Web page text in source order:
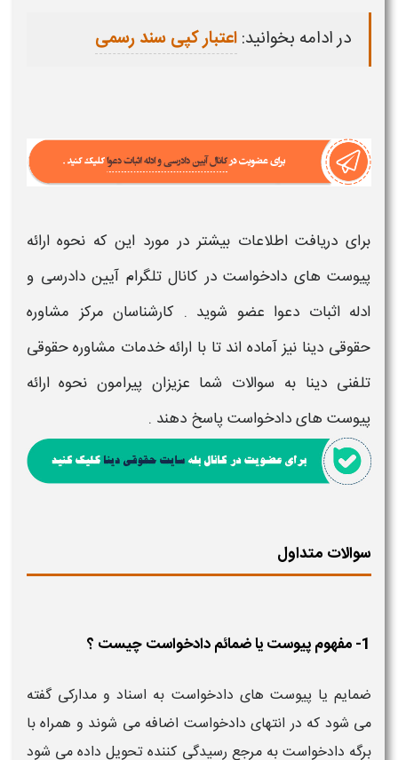
در ادامه بخوانید:اعتبار کپی سند رسمی
برای دریافت اطلاعات بیشتر در مورد این که نحوه ارائه
پیوست های دادخواست در کانال تلگرام آیین دادرسی و
ادله اثبات دعوا عضو شوید . کارشناسان مرکز مشاوره
حقوقی دینا نیز آماده اند تا با ارائه خدمات مشاوره حقوقی
تلفنی دینا به سوالات شما عزیزان پیرامون نحوه ارائه
پیوست های دادخواستپاسخ دهند .
سوالات متداول
1- مفهوم پیوست یا ضمائم دادخواست چیست ؟
ضمایم یا پیوست های دادخواست به اسناد و مدارکی گفته
می شود که در انتهای دادخواست اضافه می شوند و همراه با
برگه دادخواست به مرجع رسیدگی کننده تحویل داده می شود